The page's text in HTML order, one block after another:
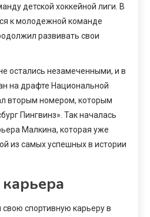
детской хоккейной лиги. В
к молодежной команде
развивать свои
остались незамеченными, и в
на драфте Национальной
вторым номером, которым
Пингвинз». Так началась
Малкина, которая уже
из самых успешных в истории
свою спортивную карьеру в